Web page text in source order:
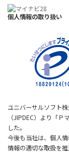
個人情報の取り扱い
ユニバーサルソフト
（JIPDEC）より「
した。
今後も当社は、個人
情報の適切な取扱を推